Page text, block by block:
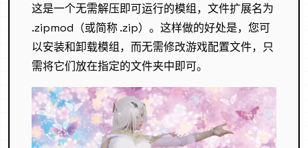
这是一个无需解压即可运行的模组，文件扩展名为
.zipmod（或简称 .zip）。这样做的好处是，您可
以安装和卸载模组，而无需修改游戏配置文件，只
需将它们放在指定的文件夹中即可。